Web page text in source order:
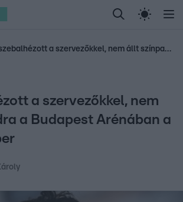
Randi Celeb vagyok,
Most Wanted Gallusz
Összebalhézott a szervezőkkel, nem állt színpadra a Budapest Arénában a német rapper
a szervezőkkel, nem
a Budapest Arénában a